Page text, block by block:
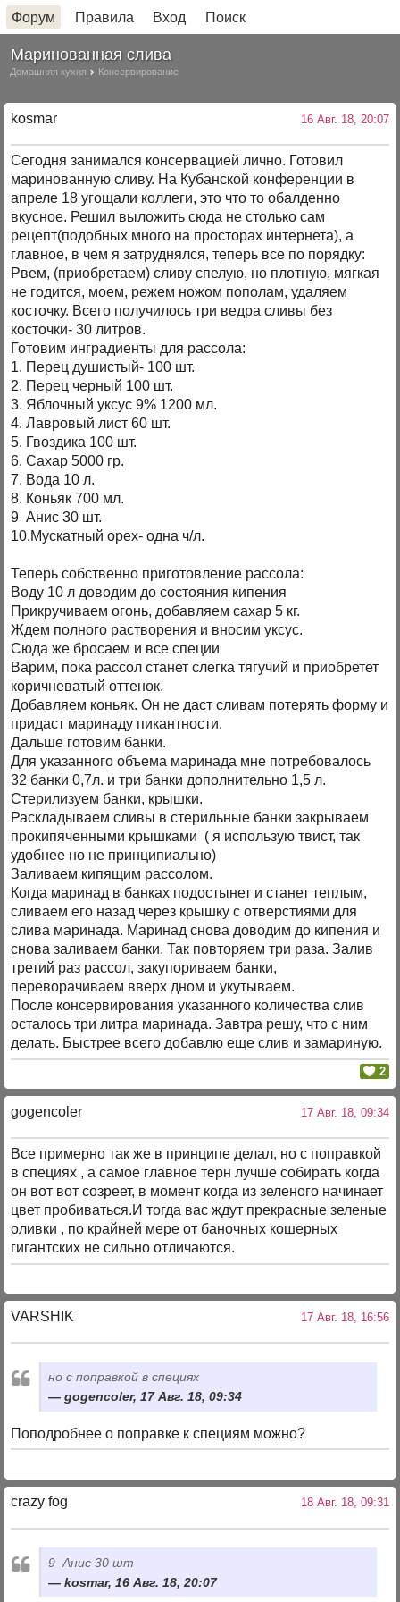
Форум Правила Вход Поиск
Маринованная слива
Домашняя кухня Консервирование
kosmar 16 Авг. 18, 20:07
Сегодня занимался консервацией лично. Готовил
маринованную сливу. На Кубанской конференции в
апреле 18 угощали коллеги, это что то обалденно
вкусное. Решил выложить сюда не столько сам
рецепт(подобных много на просторах интернета), а
главное, в чем я затруднялся, теперь все по порядку:
Рвем, (приобретаем) сливу спелую, но плотную, мягкая
не годится, моем, режем ножом пополам, удаляем
косточку. Всего получилось три ведра сливы без
косточки- 30 литров.
Готовим инградиенты для рассола:
1. Перец душистый- 100 шт.
2. Перец черный 100 шт.
3. Яблочный уксус 9% 1200 мл.
4. Лавровый лист 60 шт.
5. Гвоздика 100 шт.
6. Сахар 5000 гр.
7. Вода 10 л.
8. Коньяк 700 мл.
9 Анис 30 шт.
10.Мускатный орех- одна ч/л.
Теперь собственно приготовление рассола:
Воду 10 л доводим до состояния кипения
Прикручиваем огонь, добавляем сахар 5 кг.
Ждем полного растворения и вносим уксус.
Сюда же бросаем и все специи
Варим, пока рассол станет слегка тягучий и приобретет
коричневатый оттенок.
Добавляем коньяк. Он не даст сливам потерять форму и
придаст маринаду пикантности.
Дальше готовим банки.
Для указанного объема маринада мне потребовалось
32 банки 0,7л. и три банки дополнительно 1,5 л.
Стерилизуем банки, крышки.
Раскладываем сливы в стерильные банки закрываем
прокипяченными крышками ( я использую твист, так
удобнее но не принципиально)
Заливаем кипящим рассолом.
Когда маринад в банках подостынет и станет теплым,
сливаем его назад через крышку с отверстиями для
слива маринада. Маринад снова доводим до кипения и
снова заливаем банки. Так повторяем три раза. Залив
третий раз рассол, закупориваем банки,
переворачиваем вверх дном и укутываем.
После консервирования указанного количества слив
осталось три литра маринада. Завтра решу, что с ним
делать. Быстрее всего добавлю еще слив и замариную.
2
gogencoler 17 Авг. 18, 09:34
Все примерно так же в принципе делал, но с поправкой
в специях , а самое главное терн лучше собирать когда
он вот вот созреет, в момент когда из зеленого начинает
цвет пробиваться.И тогда вас ждут прекрасные зеленые
оливки , по крайней мере от баночных кошерных
гигантских не сильно отличаются.
VARSHIK 17 Авг. 18, 16:56
но с поправкой в специях
gogencoler, 17 Авг. 18, 09:34
Поподробнее о поправке к специям можно?
crazy fog 18 Авг. 18, 09:31
9 Анис 30 шт
kosmar, 16 Авг. 18, 20:07